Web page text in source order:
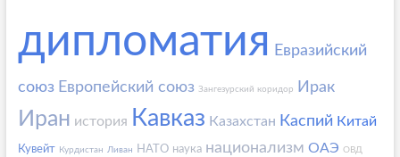
дипломатия Евразийский
союз Европейский союз Зангезурский коридор Ирак
Иран история Кавказ Казахстан Каспий Китай
Кувейт Курдистан Ливан НАТО наука национализм ОАЭ ОВД